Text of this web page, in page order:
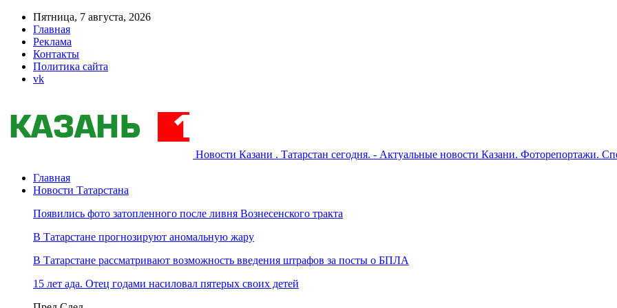
Пятница, 7 августа, 2026
Главная
Реклама
Контакты
Политика сайта
vk
Новости Казани . Татарстан сегодня. - Актуальные новости Казани. Фоторепортажи.
Главная
Новости Татарстана
Появились фото затопленного после ливня Вознесенского тракта
В Татарстане прогнозируют аномальную жару
В Татарстане рассматривают возможность введения штрафов за посты о БПЛА
15 лет ада. Отец годами насиловал пятерых своих детей